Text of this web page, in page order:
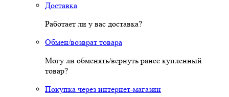
Доставка
Работает ли у вас доставка?
Обмен/возврат товара
Могу ли обменять/вернуть ранее купленный
товар?
Покупка через интернет-магазин